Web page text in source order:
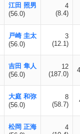
江田 照男
(56.0)
4
(8.4)
戸崎 圭太
(56.0)
3
(12.1)
吉田 隼人
(56.0)
12
(187.0)
大庭 和弥
(56.0)
8
(58.7)
松岡 正海
4